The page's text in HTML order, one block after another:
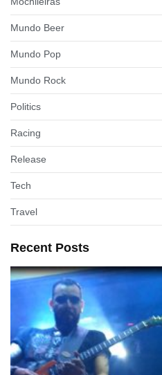
Mundo Beer
Mundo Pop
Mundo Rock
Politics
Racing
Release
Tech
Travel
Recent Posts